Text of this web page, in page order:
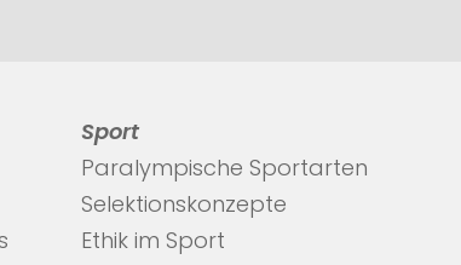
Sport
Paralympische Sportarten
Selektionskonzepte
Ethik im Sport